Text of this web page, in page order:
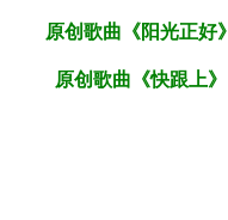
原创歌曲《阳光正好》
原创歌曲《快跟上》